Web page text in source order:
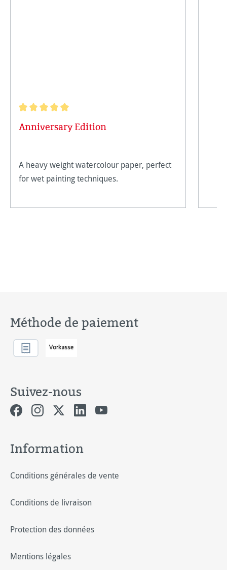
Anniversary Edition
A heavy weight watercolour paper, perfect
for wet painting techniques.
Méthode de paiement
Suivez-nous
Information
Conditions générales de vente
Conditions de livraison
Protection des données
Mentions légales